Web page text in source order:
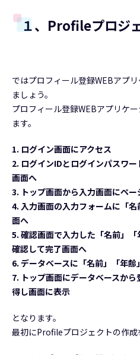
１、Profileプロジ
ではプロフィール登録WEBアプ
ましょう。
プロフィール登録WEBアプリケ
ます。
1. ログイン画面にアクセス
2. ログインIDとログインパスワ
画面へ
3. トップ画面から入力画面にペー
4. 入力画面の入力フォームに「
面へ
5. 確認画面で入力した「名前」
確認して完了画面へ
6. データベースに「名前」「年齢
7. トップ画面にデータベースか
得し画面に表示
となります。
最初にProfileプロジェクトの作成